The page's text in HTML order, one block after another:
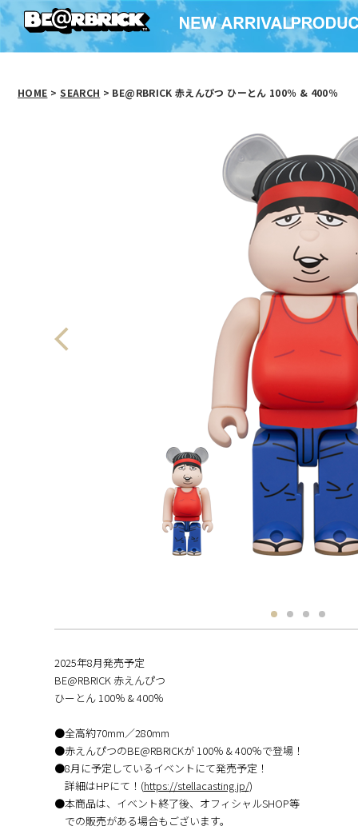
HOME > SEARCH > BE@RBRICK 赤えんぴつ ひーとん 100％ & 400％
2025年8月発売予定
BE@RBRICK 赤えんぴつ
ひーとん 100％ & 400％
●全高約70mm／280mm
●赤えんぴつのBE@RBRICKが 100％ & 400％で登場！
●8月に予定しているイベントにて発売予定！
詳細はHPにて！(https://stellacasting.jp/)
●本商品は、イベント終了後、オフィシャルSHOP等
での販売がある場合もございます。